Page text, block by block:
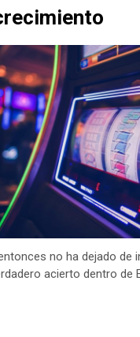
no ha dejado de
acierto dentro de